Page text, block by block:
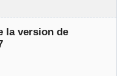
la version de